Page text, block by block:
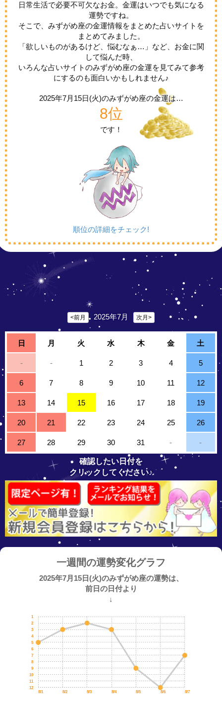
日常生活で必要不可欠なお金。金運はいつでも気になる
運勢ですね。
そこで、みずがめ座の金運情報をまとめた占いサイトを
まとめてみました。
「欲しいものがあるけど、悩むなぁ…」など、お金に関
して悩んだ時、
いろんな占いサイトのみずがめ座の金運を見てみて参考
にするのも面白いかもしれません♪
2025年7月15日(火)のみずがめ座の金運は…
8位
です！
順位の詳細をチェック!
<前月 2025年7月 次月>
日 月 火 水 木 金 土
- - 1 2 3 4 5
6 7 8 9 10 11 12
13 14 15 16 17 18 19
20 21 22 23 24 25 26
27 28 29 30 31 - -
確認したい日付を
クリックしてください♪
一週間の運勢変化グラフ
2025年7月15日(火)のみずがめ座の運勢は、
前日の日付より
↓
8/1 8/2 8/3 8/4 8/5 8/6 8/7
12
11
10
9
8
7
6
5
4
3
2
1